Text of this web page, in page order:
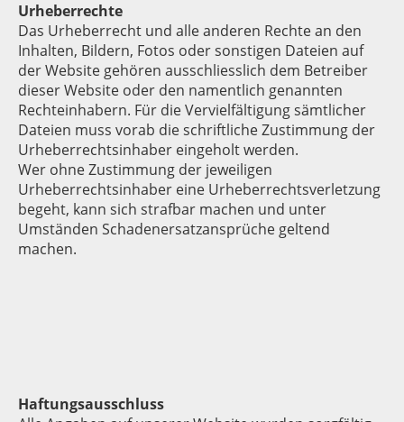
Urheberrechte
Das Urheberrecht und alle anderen Rechte an den
Inhalten, Bildern, Fotos oder sonstigen Dateien auf
der Website gehören ausschliesslich dem Betreiber
dieser Website oder den namentlich genannten
Rechteinhabern. Für die Vervielfältigung sämtlicher
Dateien muss vorab die schriftliche Zustimmung der
Urheberrechtsinhaber eingeholt werden.
Wer ohne Zustimmung der jeweiligen
Urheberrechtsinhaber eine Urheberrechtsverletzung
begeht, kann sich strafbar machen und unter
Umständen Schadenersatzansprüche geltend
machen.
Haftungsausschluss